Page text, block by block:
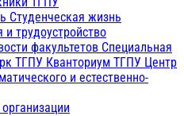
Студенческая жизнь
трудоустройство
факультетов Специальная
ТГПУ Кванториум ТГПУ Центр
и естественно-